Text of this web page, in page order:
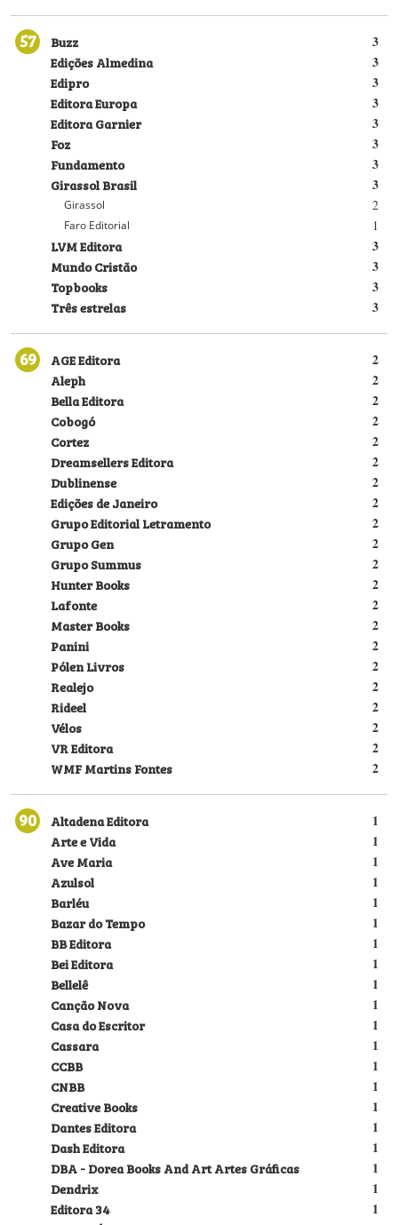
57 3
Buzz
3
Edições Almedina
3
Edipro
3
Editora Europa
3
Editora Garnier
3
Foz
3
Fundamento
3
Girassol Brasil
2
Girassol
1
Faro Editorial
3
LVM Editora
3
Mundo Cristão
3
Topbooks
3
Três estrelas
69 2
AGE Editora
2
Aleph
2
Bella Editora
2
Cobogó
2
Cortez
2
Dreamsellers Editora
2
Dublinense
2
Edições de Janeiro
2
Grupo Editorial Letramento
2
Grupo Gen
2
Grupo Summus
2
Hunter Books
2
Lafonte
2
Master Books
2
Panini
2
Pólen Livros
2
Realejo
2
Rideel
2
Vélos
2
VR Editora
2
WMF Martins Fontes
90 1
Altadena Editora
1
Arte e Vida
1
Ave Maria
1
Azulsol
1
Barléu
1
Bazar do Tempo
1
BB Editora
1
Bei Editora
1
Bellelê
1
Canção Nova
1
Casa do Escritor
1
Cassara
1
CCBB
1
CNBB
1
Creative Books
1
Dantes Editora
1
Dash Editora
1
DBA - Dorea Books And Art Artes Gráficas
1
Dendrix
1
Editora 34